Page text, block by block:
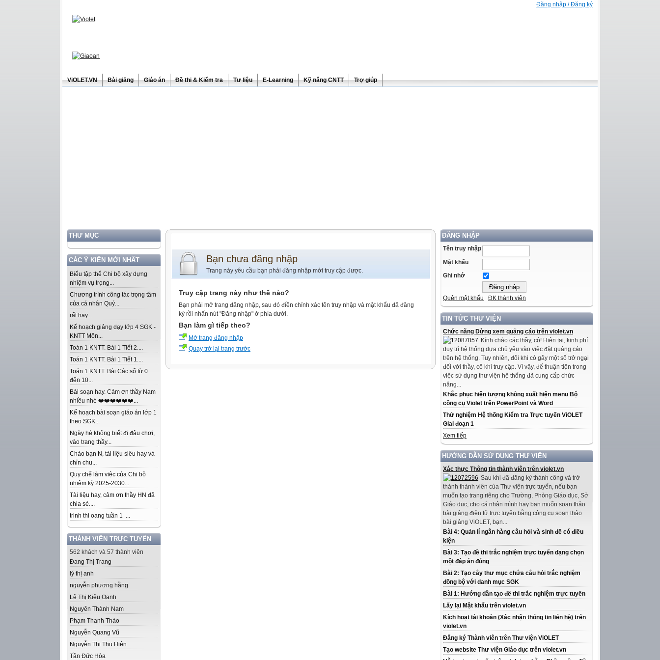
Đăng nhập / Đăng ký
ViOLET.VN Bài giảng Giáo án Đề thi & Kiểm tra Tư liệu E-Learning Kỹ năng CNTT Trợ giúp
THƯ MỤC
CÁC Ý KIẾN MỚI NHẤT
Biểu tập thể Chi bộ xây dựng
nhiệm vụ trọng...
Chương trình công tác trọng tâm
của cá nhân Quý...
rất hay...
Kế hoạch giảng dạy lớp 4 SGK -
KNTT Môn...
Toán 1 KNTT. Bài 1 Tiết 2....
Toán 1 KNTT. Bài 1 Tiết 1....
Toán 1 KNTT. Bài Các số từ 0
đến 10...
Bài soạn hay. Cảm ơn thầy Nam
nhiều nhé ❤️❤️❤️❤️❤️❤️...
Kế hoạch bài soạn giáo án lớp 1
theo SGK...
Ngày hè không biết đi đâu chơi,
vào trang thầy...
Chào bạn N, tài liệu siêu hay và
chỉn chu...
Quy chế làm việc của Chi bộ
nhiệm kỳ 2025-2030...
Tài liệu hay, cảm ơn thầy HN đã
chia sẻ....
trinh thi oang tuần 1 ...
THÀNH VIÊN TRỰC TUYẾN
562 khách và 57 thành viên
Đang Thị Trang
lý thị anh
nguyễn phượng hằng
Lê Thị Kiều Oanh
Nguyên Thành Nam
Phạm Thanh Thảo
Nguyễn Quang Vũ
Nguyễn Thị Thu Hiên
Tần Đức Hòa
ĐĂNG NHẬP
Tên truy nhập
Mật khẩu
Ghi nhớ
Quên mật khẩu ĐK thành viên
TIN TỨC THƯ VIỆN
Chức năng Dừng xem quảng cáo trên violet.vn
Kính chào các thầy, cô! Hiện tại, kinh phí
duy trì hệ thống dựa chủ yếu vào việc đặt quảng cáo
trên hệ thống. Tuy nhiên, đôi khi có gây một số trở ngại
đối với thầy, cô khi truy cập. Vì vậy, để thuận tiện trong
việc sử dụng thư viện hệ thống đã cung cấp chức
năng...
Khắc phục hiện tượng không xuất hiện menu Bộ
công cụ Violet trên PowerPoint và Word
Thử nghiệm Hệ thống Kiểm tra Trực tuyến ViOLET
Giai đoạn 1
Xem tiếp
HƯỚNG DẪN SỬ DỤNG THƯ VIỆN
Xác thực Thông tin thành viên trên violet.vn
Sau khi đã đăng ký thành công và trở
thành thành viên của Thư viện trực tuyến, nếu bạn
muốn tạo trang riêng cho Trường, Phòng Giáo dục, Sở
Giáo dục, cho cá nhân mình hay bạn muốn soạn thảo
bài giảng điện tử trực tuyến bằng công cụ soạn thảo
bài giảng ViOLET, bạn...
Bài 4: Quản lí ngân hàng câu hỏi và sinh đề có điều
kiện
Bài 3: Tạo đề thi trắc nghiệm trực tuyến dạng chọn
một đáp án đúng
Bài 2: Tạo cây thư mục chứa câu hỏi trắc nghiệm
đồng bộ với danh mục SGK
Bài 1: Hướng dẫn tạo đề thi trắc nghiệm trực tuyến
Lấy lại Mật khẩu trên violet.vn
Kích hoạt tài khoản (Xác nhận thông tin liên hệ) trên
violet.vn
Đăng ký Thành viên trên Thư viện ViOLET
Tạo website Thư viện Giáo dục trên violet.vn
Bạn chưa đăng nhập
Trang này yêu cầu bạn phải đăng nhập mới truy cập được.
Truy cập trang này như thế nào?
Bạn phải mở trang đăng nhập, sau đó điền chính xác tên truy nhập và mật khẩu đã đăng
ký rồi nhấn nút "Đăng nhập" ở phía dưới.
Bạn làm gì tiếp theo?
Mở trang đăng nhập
Quay trở lại trang trước